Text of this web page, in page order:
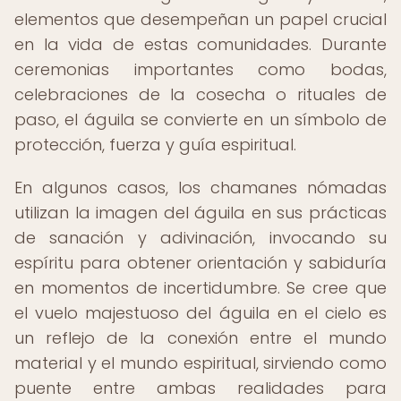
elementos que desempeñan un papel crucial
en la vida de estas comunidades. Durante
ceremonias importantes como bodas,
celebraciones de la cosecha o rituales de
paso, el águila se convierte en un símbolo de
protección, fuerza y guía espiritual.
En algunos casos, los chamanes nómadas
utilizan la imagen del águila en sus prácticas
de sanación y adivinación, invocando su
espíritu para obtener orientación y sabiduría
en momentos de incertidumbre. Se cree que
el vuelo majestuoso del águila en el cielo es
un reflejo de la conexión entre el mundo
material y el mundo espiritual, sirviendo como
puente entre ambas realidades para